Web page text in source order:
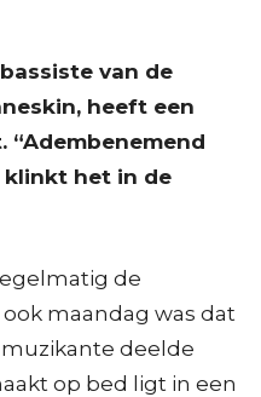
van de
heeft een
“Adembenemend
klinkt het in de
de
maandag was dat
muzikante deelde
op bed ligt in een